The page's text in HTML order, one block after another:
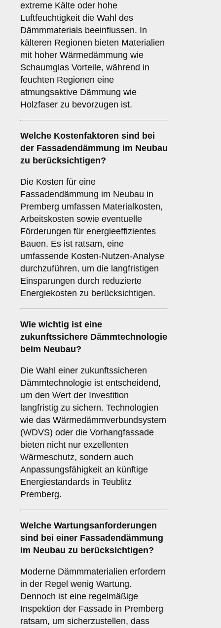
extreme Kälte oder hohe
Luftfeuchtigkeit die Wahl des
Dämmmaterials beeinflussen. In
kälteren Regionen bieten Materialien
mit hoher Wärmedämmung wie
Schaumglas Vorteile, während in
feuchten Regionen eine
atmungsaktive Dämmung wie
Holzfaser zu bevorzugen ist.
Welche Kostenfaktoren sind bei
der Fassadendämmung im Neubau
zu berücksichtigen?
Die Kosten für eine
Fassadendämmung im Neubau in
Premberg umfassen Materialkosten,
Arbeitskosten sowie eventuelle
Förderungen für energieeffizientes
Bauen. Es ist ratsam, eine
umfassende Kosten-Nutzen-Analyse
durchzuführen, um die langfristigen
Einsparungen durch reduzierte
Energiekosten zu berücksichtigen.
Wie wichtig ist eine
zukunftssichere Dämmtechnologie
beim Neubau?
Die Wahl einer zukunftssicheren
Dämmtechnologie ist entscheidend,
um den Wert der Investition
langfristig zu sichern. Technologien
wie das Wärmedämmverbundsystem
(WDVS) oder die Vorhangfassade
bieten nicht nur exzellenten
Wärmeschutz, sondern auch
Anpassungsfähigkeit an künftige
Energiestandards in Teublitz
Premberg.
Welche Wartungsanforderungen
sind bei einer Fassadendämmung
im Neubau zu berücksichtigen?
Moderne Dämmmaterialien erfordern
in der Regel wenig Wartung.
Dennoch ist eine regelmäßige
Inspektion der Fassade in Premberg
ratsam, um sicherzustellen, dass